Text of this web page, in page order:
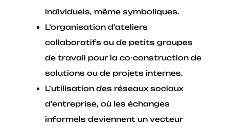
individuels, même symboliques.
L’organisation d’ateliers
collaboratifs ou de petits groupes
de travail pour la co-construction de
solutions ou de projets internes.
L’utilisation des réseaux sociaux
d’entreprise, où les échanges
informels deviennent un vecteur